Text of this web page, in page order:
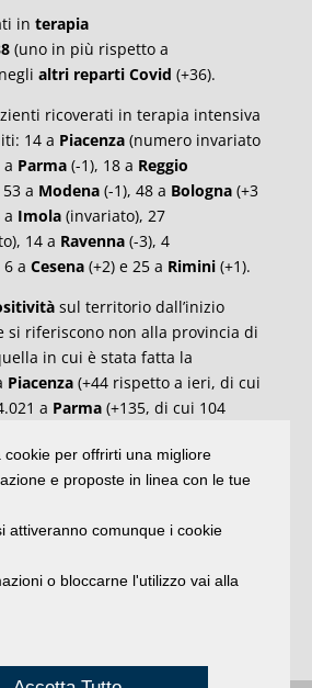
in terapia
(uno in più rispetto a
altri reparti Covid (+36).
ricoverati in terapia intensiva
14 a Piacenza(numero invariato
Parma(-1), 18 a Reggio
a Modena(-1), 48 a Bologna(+3
a Imola(invariato), 27
14 a Ravenna(-3), 4
a Cesena(+2) e 25 a Rimini(+1).
sul territorio dall’inizio
si riferiscono non alla provincia di
in cui è stata fatta la
Piacenza(+44 rispetto a ieri, di cui
a Parma(+135, di cui 104
aModena(+469, di cui 348
aBologna(+402, di cui 185
a
aFerrara(+146, di cui 50
a
aForlì(+88, di cui 52 sintomatici),
91 sintomatici). /CV
cookie per offrirti una migliore
e proposte in linea con le tue
attiveranno comunque i cookie
o bloccarne l'utilizzo vai alla